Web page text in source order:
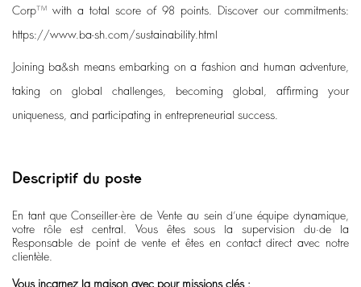
Corp™ with a total score of 98 points. Discover our commitments:
https://www.ba-sh.com/sustainability.html
Joining ba&sh means embarking on a fashion and human adventure,
taking on global challenges, becoming global, affirming your
uniqueness, and participating in entrepreneurial success.
Descriptif du poste
En tant que Conseiller·ère de Vente au sein d’une équipe dynamique,
votre rôle est central. Vous êtes sous la supervision du·de la
Responsable de point de vente et êtes en contact direct avec notre
clientèle.
Vous incarnez la maison avec pour missions clés :